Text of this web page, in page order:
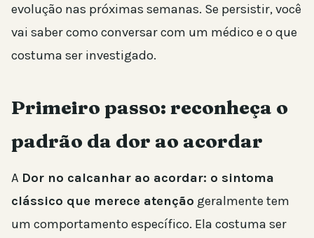
evolução nas próximas semanas. Se persistir, você
vai saber como conversar com um médico e o que
costuma ser investigado.
Primeiro passo: reconheça o
padrão da dor ao acordar
A Dor no calcanhar ao acordar: o sintoma
clássico que merece atenção geralmente tem
um comportamento específico. Ela costuma ser